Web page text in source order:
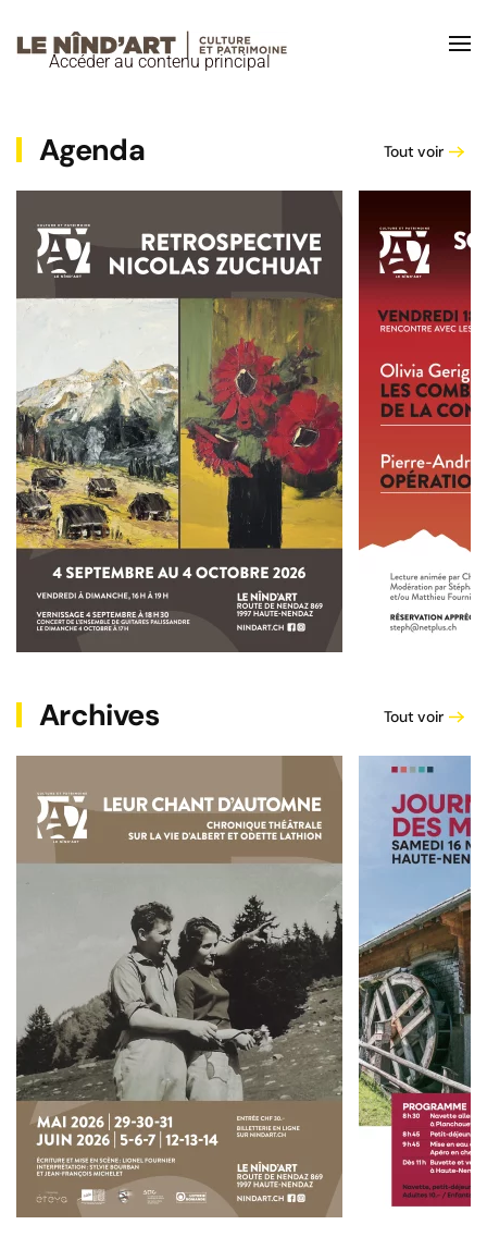
Accéder au contenu principal
Agenda Tout voir
Archives Tout voir